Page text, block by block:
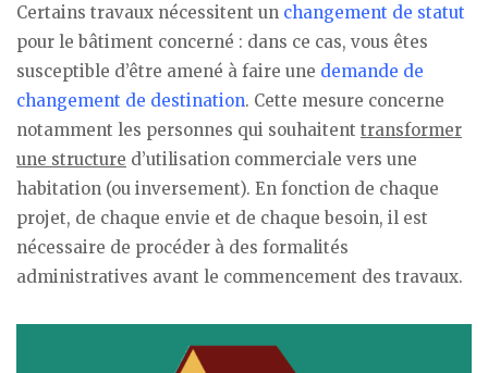
Certains travaux nécessitent un changement de statut
pour le bâtiment concerné : dans ce cas, vous êtes
susceptible d’être amené à faire une demande de
changement de destination. Cette mesure concerne
notamment les personnes qui souhaitent transformer
une structure d’utilisation commerciale vers une
habitation (ou inversement). En fonction de chaque
projet, de chaque envie et de chaque besoin, il est
nécessaire de procéder à des formalités
administratives avant le commencement des travaux.